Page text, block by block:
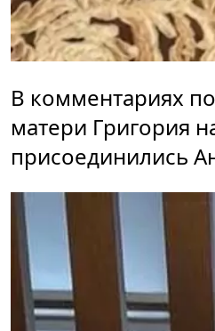
В комментариях
матери Григория
присоединились